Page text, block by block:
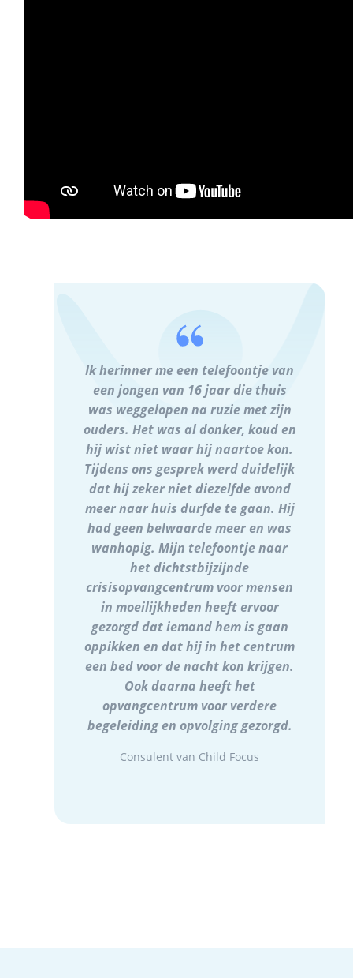
Ik herinner me een telefoontje van
een jongen van 16 jaar die thuis
was weggelopen na ruzie met zijn
ouders. Het was al donker, koud en
hij wist niet waar hij naartoe kon.
Tijdens ons gesprek werd duidelijk
dat hij zeker niet diezelfde avond
meer naar huis durfde te gaan. Hij
had geen belwaarde meer en was
wanhopig. Mijn telefoontje naar
het dichtstbijzijnde
crisisopvangcentrum voor mensen
in moeilijkheden heeft ervoor
gezorgd dat iemand hem is gaan
oppikken en dat hij in het centrum
een bed voor de nacht kon krijgen.
Ook daarna heeft het
opvangcentrum voor verdere
begeleiding en opvolging gezorgd.
Consulent van Child Focus